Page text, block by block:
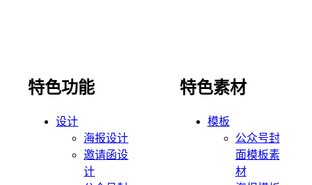
特色功能
设计
海报设计
邀请函设
计
特色素材
模板
公众号封
面模板素
材